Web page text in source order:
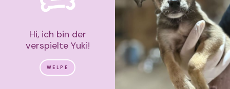
Hi, ich bin der
verspielte Yuki!
WELPE